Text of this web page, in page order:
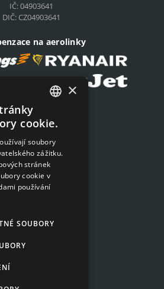
IČ: 04903641
DIČ: CZ04903641
na aerolinky
on-line žádost
on-line žádost
Navigace
Ceník
a odpovědi
Poradna
sekce
SLOVAK
×
cookie.
soubory
zážitku.
stránek
cookie v
používání
SOUBORY